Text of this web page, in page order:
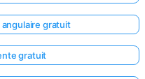
gratuit
gratuit